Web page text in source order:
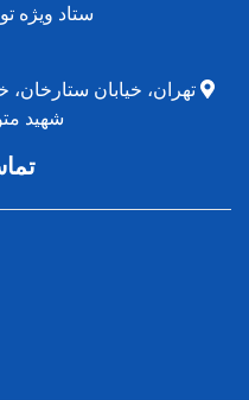
ستاد ویژه توسعه
خیابان ستارخان، خیابان
شهید متولیان،
تماس با